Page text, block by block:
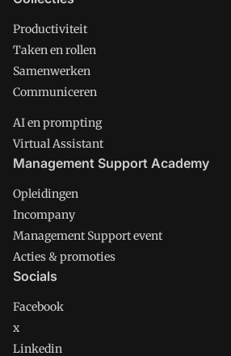
Productiviteit
Taken en rollen
Samenwerken
Communiceren
AI en prompting
Virtual Assistant
Management Support Academy
Opleidingen
Incompany
Management Support event
Acties & promoties
Socials
Facebook
x
Linkedin